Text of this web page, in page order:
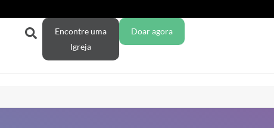
Encontre uma
Igreja
Doar agora